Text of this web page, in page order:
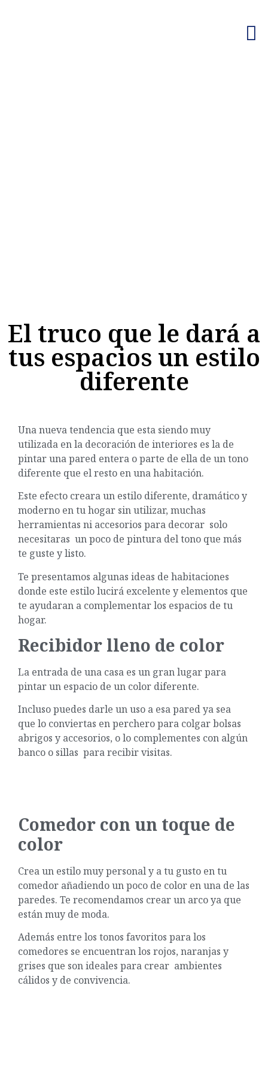
El truco que le dará a
tus espacios un estilo
diferente
Una nueva tendencia que esta siendo muy
utilizada en la decoración de interiores es la de
pintar una pared entera o parte de ella de un tono
diferente que el resto en una habitación.
Este efecto creara un estilo diferente, dramático y
moderno en tu hogar sin utilizar, muchas
herramientas ni accesorios para decorar solo
necesitaras un poco de pintura del tono que más
te guste y listo.
Te presentamos algunas ideas de habitaciones
donde este estilo lucirá excelente y elementos que
te ayudaran a complementar los espacios de tu
hogar.
Recibidor lleno de color
La entrada de una casa es un gran lugar para
pintar un espacio de un color diferente.
Incluso puedes darle un uso a esa pared ya sea
que lo conviertas en perchero para colgar bolsas
abrigos y accesorios, o lo complementes con algún
banco o sillas para recibir visitas.
Comedor con un toque de
color
Crea un estilo muy personal y a tu gusto en tu
comedor añadiendo un poco de color en una de las
paredes. Te recomendamos crear un arco ya que
están muy de moda.
Además entre los tonos favoritos para los
comedores se encuentran los rojos, naranjas y
grises que son ideales para crear ambientes
cálidos y de convivencia.